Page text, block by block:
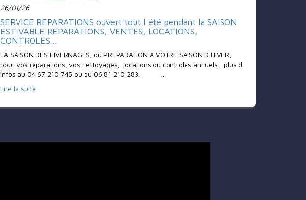
26/01/26
SERVICE REPARATIONS ouvert tout l été pendant la SAISON
ESTIVABLE REPARATIONS, VENTES, LOCATIONS,
CONTROLES...
LA SAISON DES HIVERNAGES, ou PREPARATION A VOTRE SAISON D HIVER,
pour vos réparations, vos nettoyages, locations ou contrôles annuels... plus d
infos au 04 67 210 745 ou au 06 81 210 283. ...
Lire la suite